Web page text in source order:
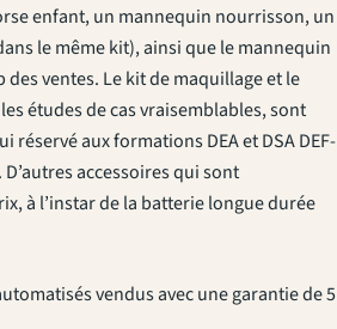
enfant, un mannequin nourrisson, un
le même kit), ainsi que le mannequin
ventes. Le kit de maquillage et le
études de cas vraisemblables, sont
aux formations DEA et DSA DEF-
accessoires qui sont
à l’instar de la batterie longue durée
vendus avec une garantie de 5